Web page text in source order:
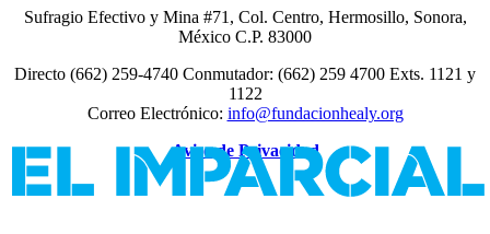
Sufragio Efectivo y Mina #71, Col. Centro, Hermosillo, Sonora,
México C.P. 83000
Directo (662) 259-4740 Conmutador: (662) 259 4700 Exts. 1121 y
1122
Correo Electrónico: info@fundacionhealy.org
Aviso de Privacidad